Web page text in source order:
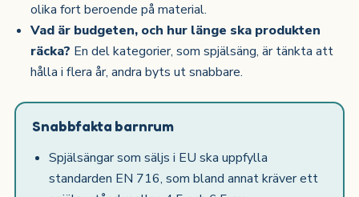
olika fort beroende på material.
Vad är budgeten, och hur länge ska produkten
räcka? En del kategorier, som spjälsäng, är tänkta att
hålla i flera år, andra byts ut snabbare.
Snabbfakta barnrum
Spjälsängar som säljs i EU ska uppfylla
standarden EN 716, som bland annat kräver ett